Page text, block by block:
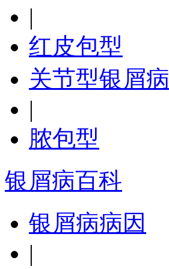
|
红皮包型
关节型银屑病
|
脓包型
银屑病百科
银屑病病因
|